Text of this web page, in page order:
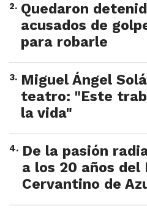
2. Quedaron
acusados de
para robarle
3. Miguel Ángel
teatro: "Este
la vida"
4. De la pasión
a los 20 años del
Cervantino de